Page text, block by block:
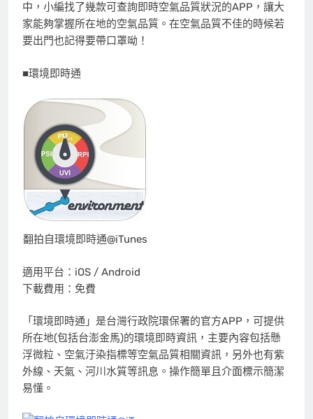
中， 小編找了幾款可查詢即時空氣品質狀況的APP，讓大
家能夠掌握所在地的空氣品質。在空氣品質不佳的時候若
要出門也記得要帶口罩呦！
■環境即時通
翻拍自環境即時通@iTunes
適用平台：iOS / Android
下載費用：免費
「環境即時通」是台灣行政院環保署的官方APP，可提供
所在地(包括台澎金馬)的環境即時資訊，主要內容包括懸
浮微粒、空氣汙染指標等空氣品質相關資訊，另外也有紫
外線、天氣、河川水質等訊息。操作簡單且介面標示簡潔
易懂。